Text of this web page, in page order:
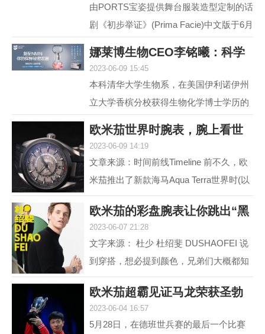
由PORTS宝姿提供舞台服装造型定制的话
剧《初步举证》(Prima Facie)中文版于6月
演帷幕。中文版话...
娜莱博生物CEO李铭曦：科学
2023-06-09 15:45
本科清华大学生物系，在美国伊利诺伊州
立大学香槟分校获得生物化学博士学历的
学成后，他长期从事...
欧米茄世界时腕表，腕上看世
2023-06-09 14:19
文章来源：时间前线Timeline 前不久，欧
米茄推出了新款海马Aqua Terra世界时(以
下简称，海马AT)。虽然，海马AT世界
时，之前在2017年就...
欧米茄的彩盘腕表让你跳出“黑
2023-06-07 21:28
文字来源： 杜少 杜绍斐 DUSHAOFEI 说
到穿搭，想必提到颜色，兄弟们大概都知
道 黑白灰，向来是男人不出错的选择。
就如姑娘往往形容一...
欧米茄超霸见证马龙荣获圣勃
2023-06-04 16:57
5月28日，在德班世兵赛的最后一个比赛